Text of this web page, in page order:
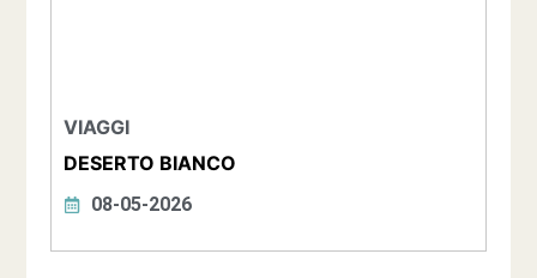
VIAGGI
DESERTO BIANCO
08-05-2026